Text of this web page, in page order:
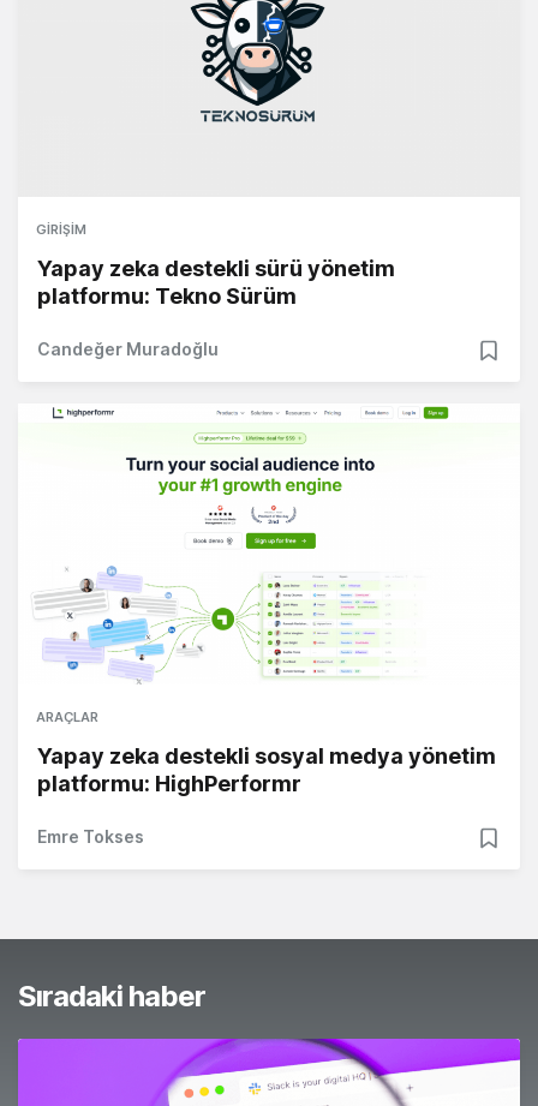
GIRIŞIM
Yapay zeka destekli sürü yönetim
platformu: Tekno Sürüm
Candeğer Muradoğlu
ARAÇLAR
Yapay zeka destekli sosyal medya yönetim
platformu: HighPerformr
Emre Tokses
Sıradaki haber